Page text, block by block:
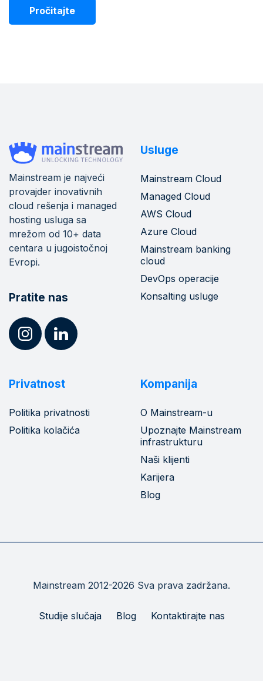
Pročitajte
Mainstream je najveći
provajder inovativnih
cloud rešenja i managed
hosting usluga sa
mrežom od 10+ data
centara u jugoistočnoj
Evropi.
Pratite nas
Usluge
Mainstream Cloud
Managed Cloud
AWS Cloud
Azure Cloud
Mainstream banking
cloud
DevOps operacije
Konsalting usluge
Privatnost
Politika privatnosti
Politika kolačića
Kompanija
O Mainstream-u
Upoznajte Mainstream
infrastrukturu
Naši klijenti
Karijera
Blog
Mainstream 2012-2026 Sva prava zadržana.
Studije slučaja Blog Kontaktirajte nas